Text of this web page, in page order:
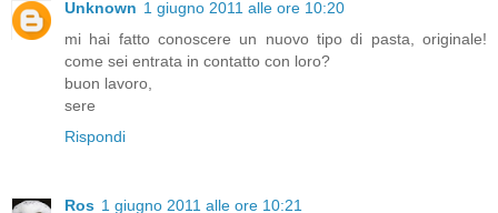
Unknown 1 giugno 2011 alle ore 10:20
mi hai fatto conoscere un nuovo tipo di pasta, originale!
come sei entrata in contatto con loro?
buon lavoro,
sere
Rispondi
Ros 1 giugno 2011 alle ore 10:21